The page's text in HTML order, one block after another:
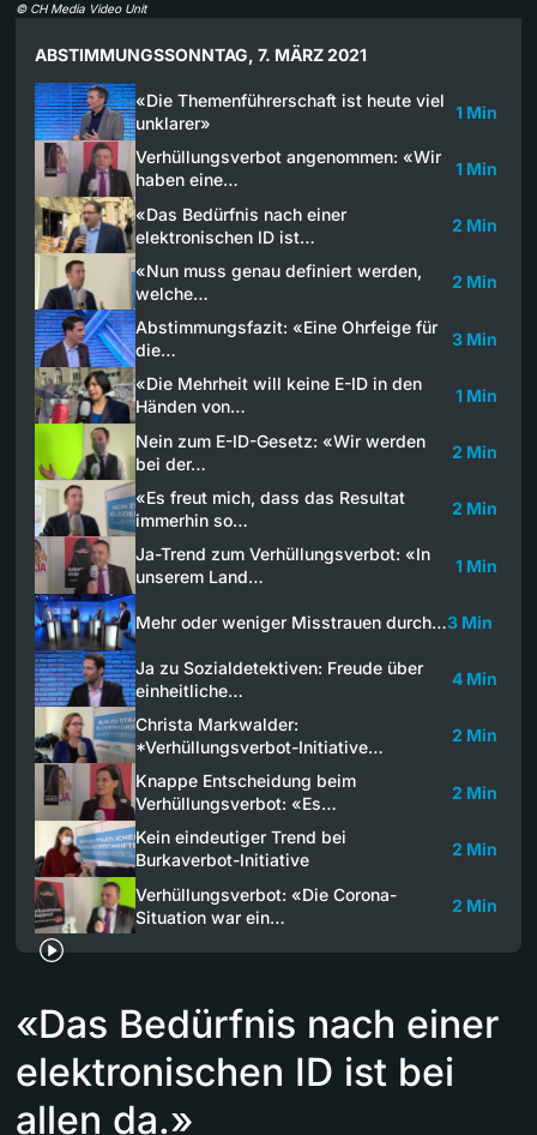
© CH Media Video Unit
ABSTIMMUNGSSONNTAG, 7. MÄRZ 2021
«Die Themenführerschaft ist heute viel
unklarer»
1 Min
Verhüllungsverbot angenommen: «Wir
haben eine…
1 Min
«Das Bedürfnis nach einer
elektronischen ID ist…
2 Min
«Nun muss genau definiert werden,
welche…
2 Min
Abstimmungsfazit: «Eine Ohrfeige für
die…
3 Min
«Die Mehrheit will keine E-ID in den
Händen von…
1 Min
Nein zum E-ID-Gesetz: «Wir werden
bei der…
2 Min
«Es freut mich, dass das Resultat
immerhin so…
2 Min
Ja-Trend zum Verhüllungsverbot: «In
unserem Land…
1 Min
Mehr oder weniger Misstrauen durch…3 Min
Ja zu Sozialdetektiven: Freude über
einheitliche…
4 Min
Christa Markwalder:
*Verhüllungsverbot-Initiative…
2 Min
Knappe Entscheidung beim
Verhüllungsverbot: «Es…
2 Min
Kein eindeutiger Trend bei
Burkaverbot-Initiative
2 Min
Verhüllungsverbot: «Die Corona-
Situation war ein…
2 Min
«Das Bedürfnis nach einer
elektronischen ID ist bei
allen da.»